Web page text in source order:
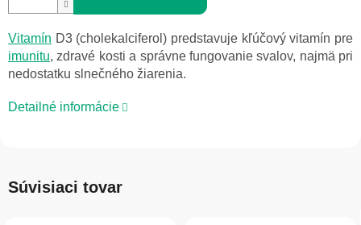
Vitamín D3 (cholekalciferol) predstavuje kľúčový vitamín pre
imunitu, zdravé kosti a správne fungovanie svalov, najmä pri
nedostatku slnečného žiarenia.
Detailné informácie
Súvisiaci tovar